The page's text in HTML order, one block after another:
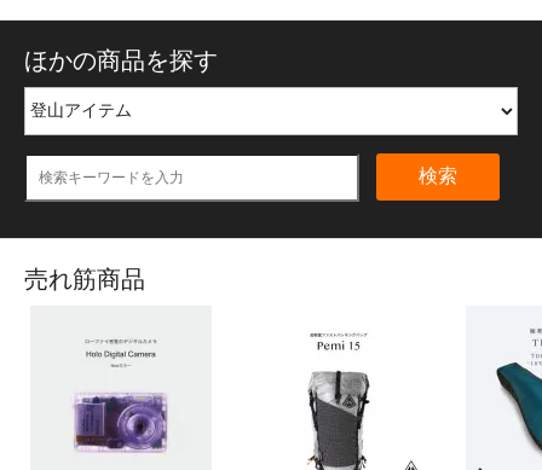
ほかの商品を探す
検索
売れ筋商品